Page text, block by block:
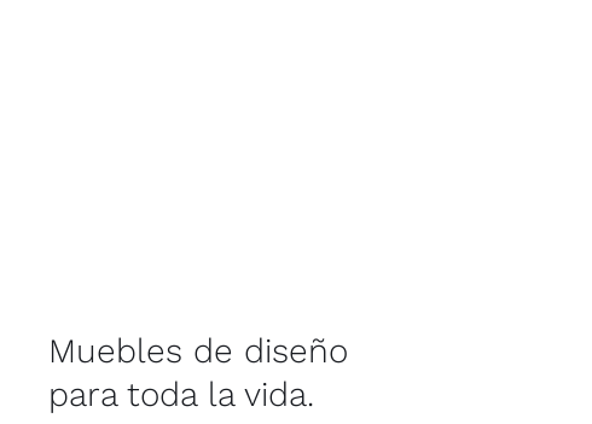
Muebles de diseño
para toda la vida.